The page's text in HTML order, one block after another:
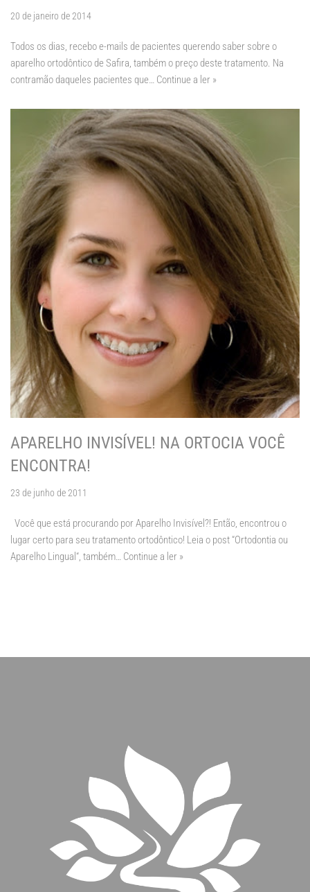
20 de janeiro de 2014
Todos os dias, recebo e-mails de pacientes querendo saber sobre o
aparelho ortodôntico de Safira, também o preço deste tratamento. Na
contramão daqueles pacientes que… Continue a ler »
APARELHO INVISÍVEL! NA ORTOCIA VOCÊ
ENCONTRA!
23 de junho de 2011
Você que está procurando por Aparelho Invisível?! Então, encontrou o
lugar certo para seu tratamento ortodôntico! Leia o post “Ortodontia ou
Aparelho Lingual“, também… Continue a ler »